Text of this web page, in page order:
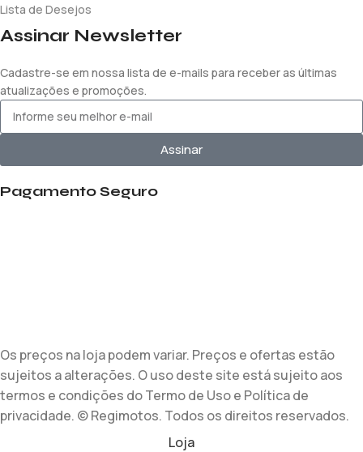
Lista de Desejos
Assinar Newsletter
Cadastre-se em nossa lista de e-mails para receber as últimas
atualizações e promoções.
Assinar
Pagamento Seguro
Os preços na loja podem variar. Preços e ofertas estão
sujeitos a alterações. O uso deste site está sujeito aos
termos e condições do Termo de Uso e Política de
privacidade. © Regimotos. Todos os direitos reservados.
Loja